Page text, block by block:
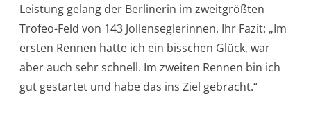
Leistung gelang der Berlinerin im zweitgrößten
Trofeo-Feld von 143 Jollenseglerinnen. Ihr Fazit: „Im
ersten Rennen hatte ich ein bisschen Glück, war
aber auch sehr schnell. Im zweiten Rennen bin ich
gut gestartet und habe das ins Ziel gebracht.“